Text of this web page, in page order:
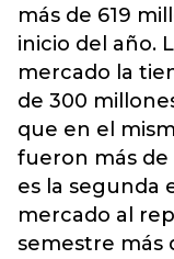
más de 619
inicio del año.
mercado la
de 300
que en el
fueron más de
es la segunda
mercado al
semestre más